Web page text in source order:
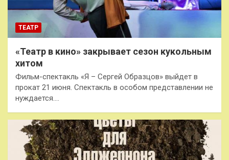
ТЕАТР
«Театр в кино» закрывает сезон кукольным
хитом
Фильм-спектакль «Я – Сергей Образцов» выйдет в
прокат 21 июня. Спектакль в особом представлении не
нуждается.…